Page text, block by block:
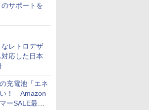
サポートを
レトロデザ
応した日本
充電池「エネ
い！ Amazon
ーSALE最終